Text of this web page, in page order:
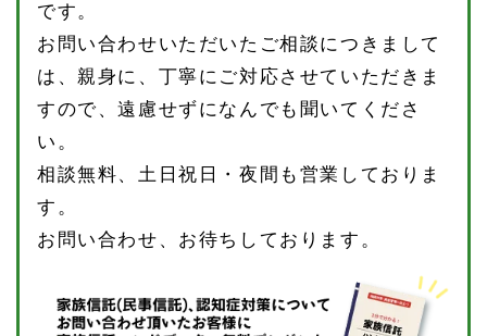
です。
お問い合わせいただいたご相談につきまして
は、親身に、丁寧にご対応させていただきま
すので、遠慮せずになんでも聞いてくださ
い。
相談無料、土日祝日・夜間も営業しておりま
す。
お問い合わせ、お待ちしております。